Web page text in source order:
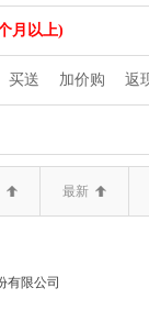
三类器械.6815注
三类器械.6834医
二类器械.13无源植
月以上)
买送 加价购 返
最新
有限公司